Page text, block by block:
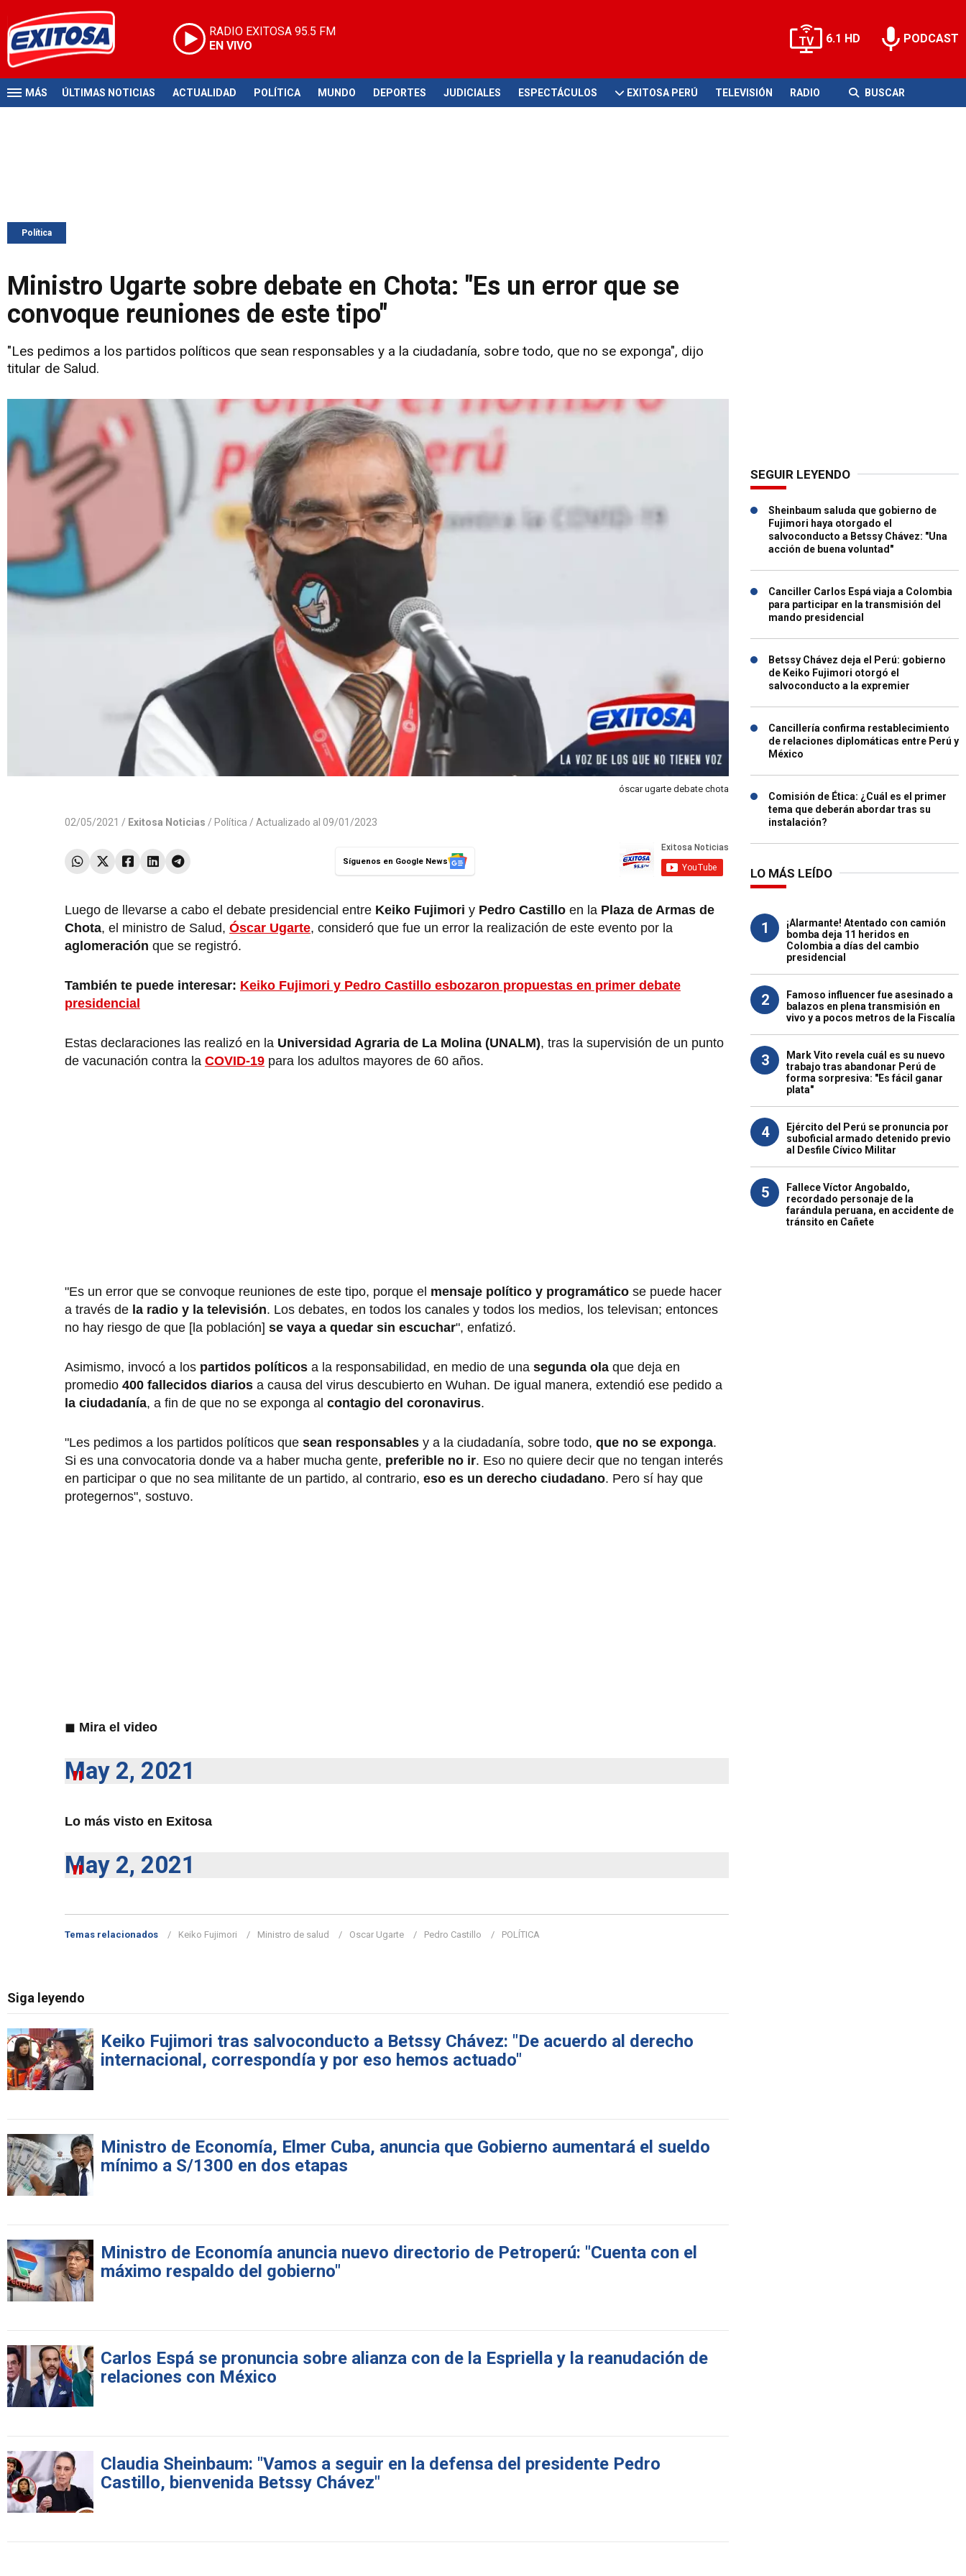
RADIO EXITOSA 95.5 FM
EN VIVO
6.1 HD PODCAST
MÁS ÚLTIMAS NOTICIAS ACTUALIDAD POLÍTICA MUNDO DEPORTES JUDICIALES ESPECTÁCULOS EXITOSA PERÚ TELEVISIÓN RADIO BUSCAR
Política
Ministro Ugarte sobre debate en Chota: "Es un error que se
convoque reuniones de este tipo"
"Les pedimos a los partidos políticos que sean responsables y a la ciudadanía, sobre todo, que no se exponga", dijo
titular de Salud.
óscar ugarte debate chota
02/05/2021 / Exitosa Noticias / Política / Actualizado al 09/01/2023
Síguenos en Google News
Luego de llevarse a cabo el debate presidencial entre Keiko Fujimori y Pedro Castillo en la Plaza de Armas de
Chota, el ministro de Salud, Óscar Ugarte, consideró que fue un error la realización de este evento por la
aglomeración que se registró.
También te puede interesar: Keiko Fujimori y Pedro Castillo esbozaron propuestas en primer debate
presidencial
Estas declaraciones las realizó en la Universidad Agraria de La Molina (UNALM), tras la supervisión de un punto
de vacunación contra la COVID-19 para los adultos mayores de 60 años.
"Es un error que se convoque reuniones de este tipo, porque el mensaje político y programático se puede hacer
a través de la radio y la televisión. Los debates, en todos los canales y todos los medios, los televisan; entonces
no hay riesgo de que [la población] se vaya a quedar sin escuchar", enfatizó.
Asimismo, invocó a los partidos políticos a la responsabilidad, en medio de una segunda ola que deja en
promedio 400 fallecidos diarios a causa del virus descubierto en Wuhan. De igual manera, extendió ese pedido a
la ciudadanía, a fin de que no se exponga al contagio del coronavirus.
"Les pedimos a los partidos políticos que sean responsables y a la ciudadanía, sobre todo, que no se exponga.
Si es una convocatoria donde va a haber mucha gente, preferible no ir. Eso no quiere decir que no tengan interés
en participar o que no sea militante de un partido, al contrario, eso es un derecho ciudadano. Pero sí hay que
protegernos", sostuvo.
◼ Mira el video
May 2, 2021
Lo más visto en Exitosa
May 2, 2021
Temas relacionados Keiko Fujimori Ministro de salud Oscar Ugarte Pedro Castillo POLÍTICA
Siga leyendo
Keiko Fujimori tras salvoconducto a Betssy Chávez: "De acuerdo al derecho
internacional, correspondía y por eso hemos actuado"
Ministro de Economía, Elmer Cuba, anuncia que Gobierno aumentará el sueldo
mínimo a S/1300 en dos etapas
Ministro de Economía anuncia nuevo directorio de Petroperú: "Cuenta con el
máximo respaldo del gobierno"
Carlos Espá se pronuncia sobre alianza con de la Espriella y la reanudación de
relaciones con México
Claudia Sheinbaum: "Vamos a seguir en la defensa del presidente Pedro
Castillo, bienvenida Betssy Chávez"
SEGUIR LEYENDO
Sheinbaum saluda que gobierno de
Fujimori haya otorgado el
salvoconducto a Betssy Chávez: "Una
acción de buena voluntad"
Canciller Carlos Espá viaja a Colombia
para participar en la transmisión del
mando presidencial
Betssy Chávez deja el Perú: gobierno
de Keiko Fujimori otorgó el
salvoconducto a la expremier
Cancillería confirma restablecimiento
de relaciones diplomáticas entre Perú y
México
Comisión de Ética: ¿Cuál es el primer
tema que deberán abordar tras su
instalación?
LO MÁS LEÍDO
1
¡Alarmante! Atentado con camión
bomba deja 11 heridos en
Colombia a días del cambio
presidencial
2
Famoso influencer fue asesinado a
balazos en plena transmisión en
vivo y a pocos metros de la Fiscalía
3
Mark Vito revela cuál es su nuevo
trabajo tras abandonar Perú de
forma sorpresiva: "Es fácil ganar
plata"
4
Ejército del Perú se pronuncia por
suboficial armado detenido previo
al Desfile Cívico Militar
5
Fallece Víctor Angobaldo,
recordado personaje de la
farándula peruana, en accidente de
tránsito en Cañete